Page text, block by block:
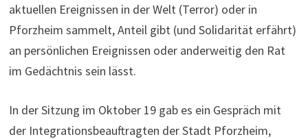
aktuellen Ereignissen in der Welt (Terror) oder in
Pforzheim sammelt, Anteil gibt (und Solidarität erfährt)
an persönlichen Ereignissen oder anderweitig den Rat
im Gedächtnis sein lässt.
In der Sitzung im Oktober 19 gab es ein Gespräch mit
der Integrationsbeauftragten der Stadt Pforzheim,